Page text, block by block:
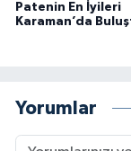
Patenin En İyileri
Karaman’da
Yorumlar